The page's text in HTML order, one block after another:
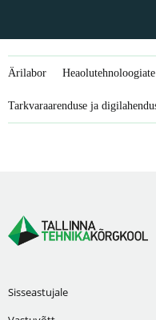
Ärilabor
Tarkvaraarenduse ja
Sisseastujale